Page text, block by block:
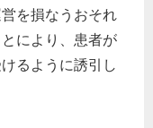
を損なうおそれ
により、患者が
るように誘引し